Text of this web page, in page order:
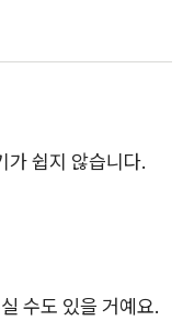
가 쉽지 않습니다.
수도 있을 거예요.